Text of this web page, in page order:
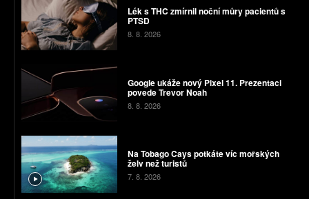
Lék s THC zmírnil noční můry pacientů s
PTSD
8. 8. 2026
Google ukáže nový Pixel 11. Prezentaci
povede Trevor Noah
8. 8. 2026
Na Tobago Cays potkáte víc mořských
želv než turistů
7. 8. 2026